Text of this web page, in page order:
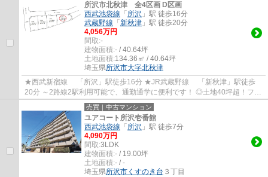
所沢市北秋津 全4区画 D区画
西武池袋線 「 所沢 」駅 徒歩16分
武蔵野線 「 新秋津 」駅 徒歩20分
4,056万円
間取:-
建物面積:- / 40.64坪
土地面積:134.36㎡ / 40.64坪
埼玉県所沢市大字北秋津
★西武新宿線 「所沢」駅徒歩16分 ★JR武蔵野線 「新秋津」駅徒歩
20分 ～2路線2駅利用可能で、通勤通学に便利です！ ◎土地40坪超！フリ
ープランで建築可能！ ◎建築条件付き土地 ◎間...
売買｜中古マンション
ユアコート所沢壱番館
西武池袋線 「 所沢 」駅 徒歩7分
4,090万円
間取:3LDK
建物面積:- / 19.00坪
土地面積:- / -
埼玉県所沢市 くすのき台 ３丁目